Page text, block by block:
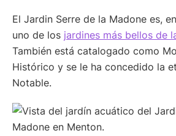
El Jardin Serre de la Madone es,
uno de los jardines más bellos de
También está catalogado como
Histórico y se le ha concedido la
Notable.